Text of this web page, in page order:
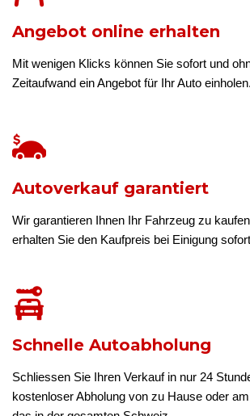
Angebot online erhalten
Mit wenigen Klicks können Sie sofort und
Zeitaufwand ein Angebot für Ihr Auto einholen.
Autoverkauf garantiert
Wir garantieren Ihnen Ihr Fahrzeug zu
erhalten Sie den Kaufpreis bei Einigung
Schnelle Autoabholung
Schliessen Sie Ihren Verkauf in nur 24
kostenloser Abholung von zu Hause oder